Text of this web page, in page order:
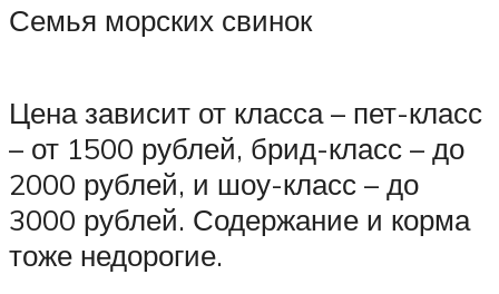
Семья морских свинок
Цена зависит от класса – пет-класс
– от 1500 рублей, брид-класс – до
2000 рублей, и шоу-класс – до
3000 рублей. Содержание и корма
тоже недорогие.